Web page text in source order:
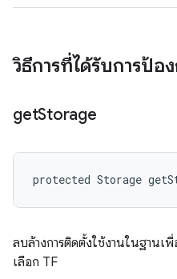
วิธีการที่ได้รับการป้อ
getStorage
protected Storage
ลบล้างการติดตั้งใช้งานในฐานเ
เลือก TF